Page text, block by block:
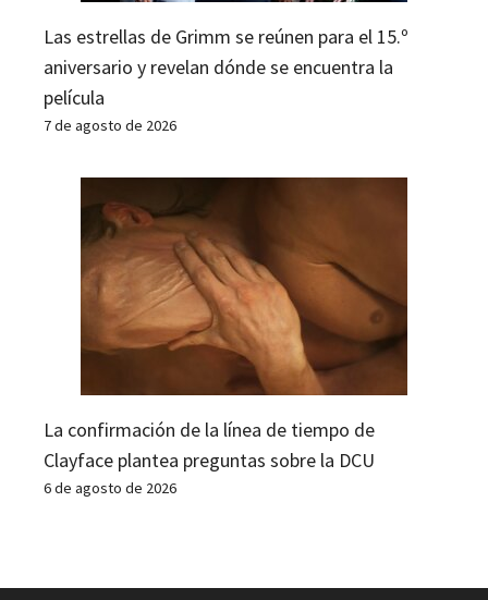
Las estrellas de Grimm se reúnen para el 15.º
aniversario y revelan dónde se encuentra la
película
7 de agosto de 2026
La confirmación de la línea de tiempo de
Clayface plantea preguntas sobre la DCU
6 de agosto de 2026